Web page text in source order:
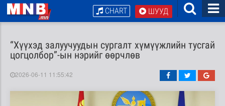
ШУУД
CHART
“Хүүхэд залуучуудын сургалт хүмүүжлийн тусгай
цогцолбор”-ын нэрийг өөрчлөв
2026-06-11 11:55:42